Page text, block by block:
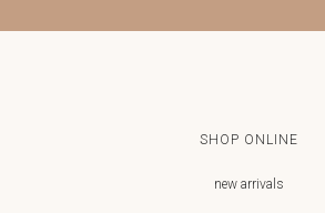
SHOP ONLINE
new arrivals